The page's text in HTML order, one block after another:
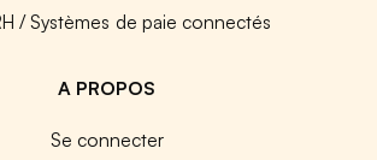
/ Systèmes de paie connectés
A PROPOS
Se connecter